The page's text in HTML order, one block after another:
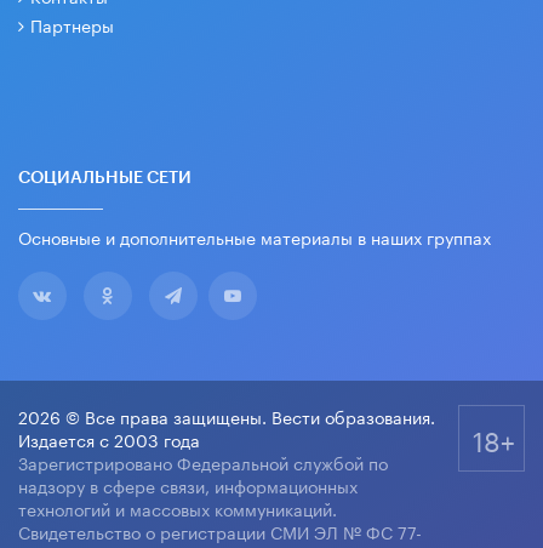
Партнеры
СОЦИАЛЬНЫЕ СЕТИ
Основные и дополнительные материалы в наших группах
2026 © Все права защищены. Вести образования.
Издается с 2003 года
Зарегистрировано Федеральной службой по
надзору в сфере связи, информационных
технологий и массовых коммуникаций.
Свидетельство о регистрации СМИ ЭЛ № ФС 77-
18+